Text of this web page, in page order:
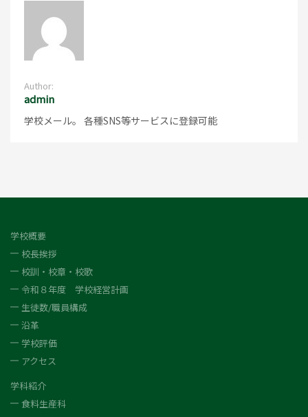
Author:
admin
学校メール。 各種SNS等サービスに登録可能
学校概要
校長挨拶
校訓・校章・校歌
令和８年度 学校経営計画
生徒数/職員構成
沿革
学校評価
アクセス
学科紹介
食料生産科